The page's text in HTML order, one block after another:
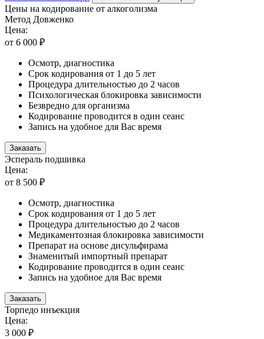
Цены на кодирование от алкоголизма
Метод Довженко
Цена:
от 6 000 ₽
Осмотр, диагностика
Срок кодирования от 1 до 5 лет
Процедура длительностью до 2 часов
Психологическая блокировка зависимости
Безвредно для организма
Кодирование проводится в один сеанс
Запись на удобное для Вас время
Заказать
Эспераль подшивка
Цена:
от 8 500 ₽
Осмотр, диагностика
Срок кодирования от 1 до 5 лет
Процедура длительностью до 2 часов
Медикаментозная блокировка зависимости
Препарат на основе дисульфирама
Знаменитый импортный препарат
Кодирование проводится в один сеанс
Запись на удобное для Вас время
Заказать
Торпедо инъекция
Цена:
3 000 ₽